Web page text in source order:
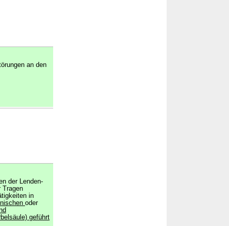
an den
der Lenden-
Tragen
in
oder
geführt